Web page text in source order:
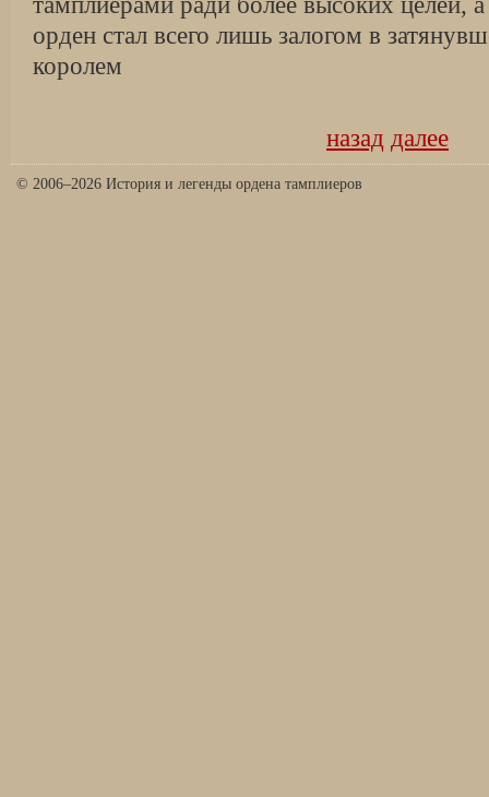
орден стал всего лишь залогом в
королем
назад далее
© 2006–2026 История и легенды ордена тамплиеров